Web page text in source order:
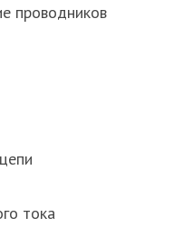
проводников
тока